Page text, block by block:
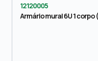
12120005
Armário mural 6U 1